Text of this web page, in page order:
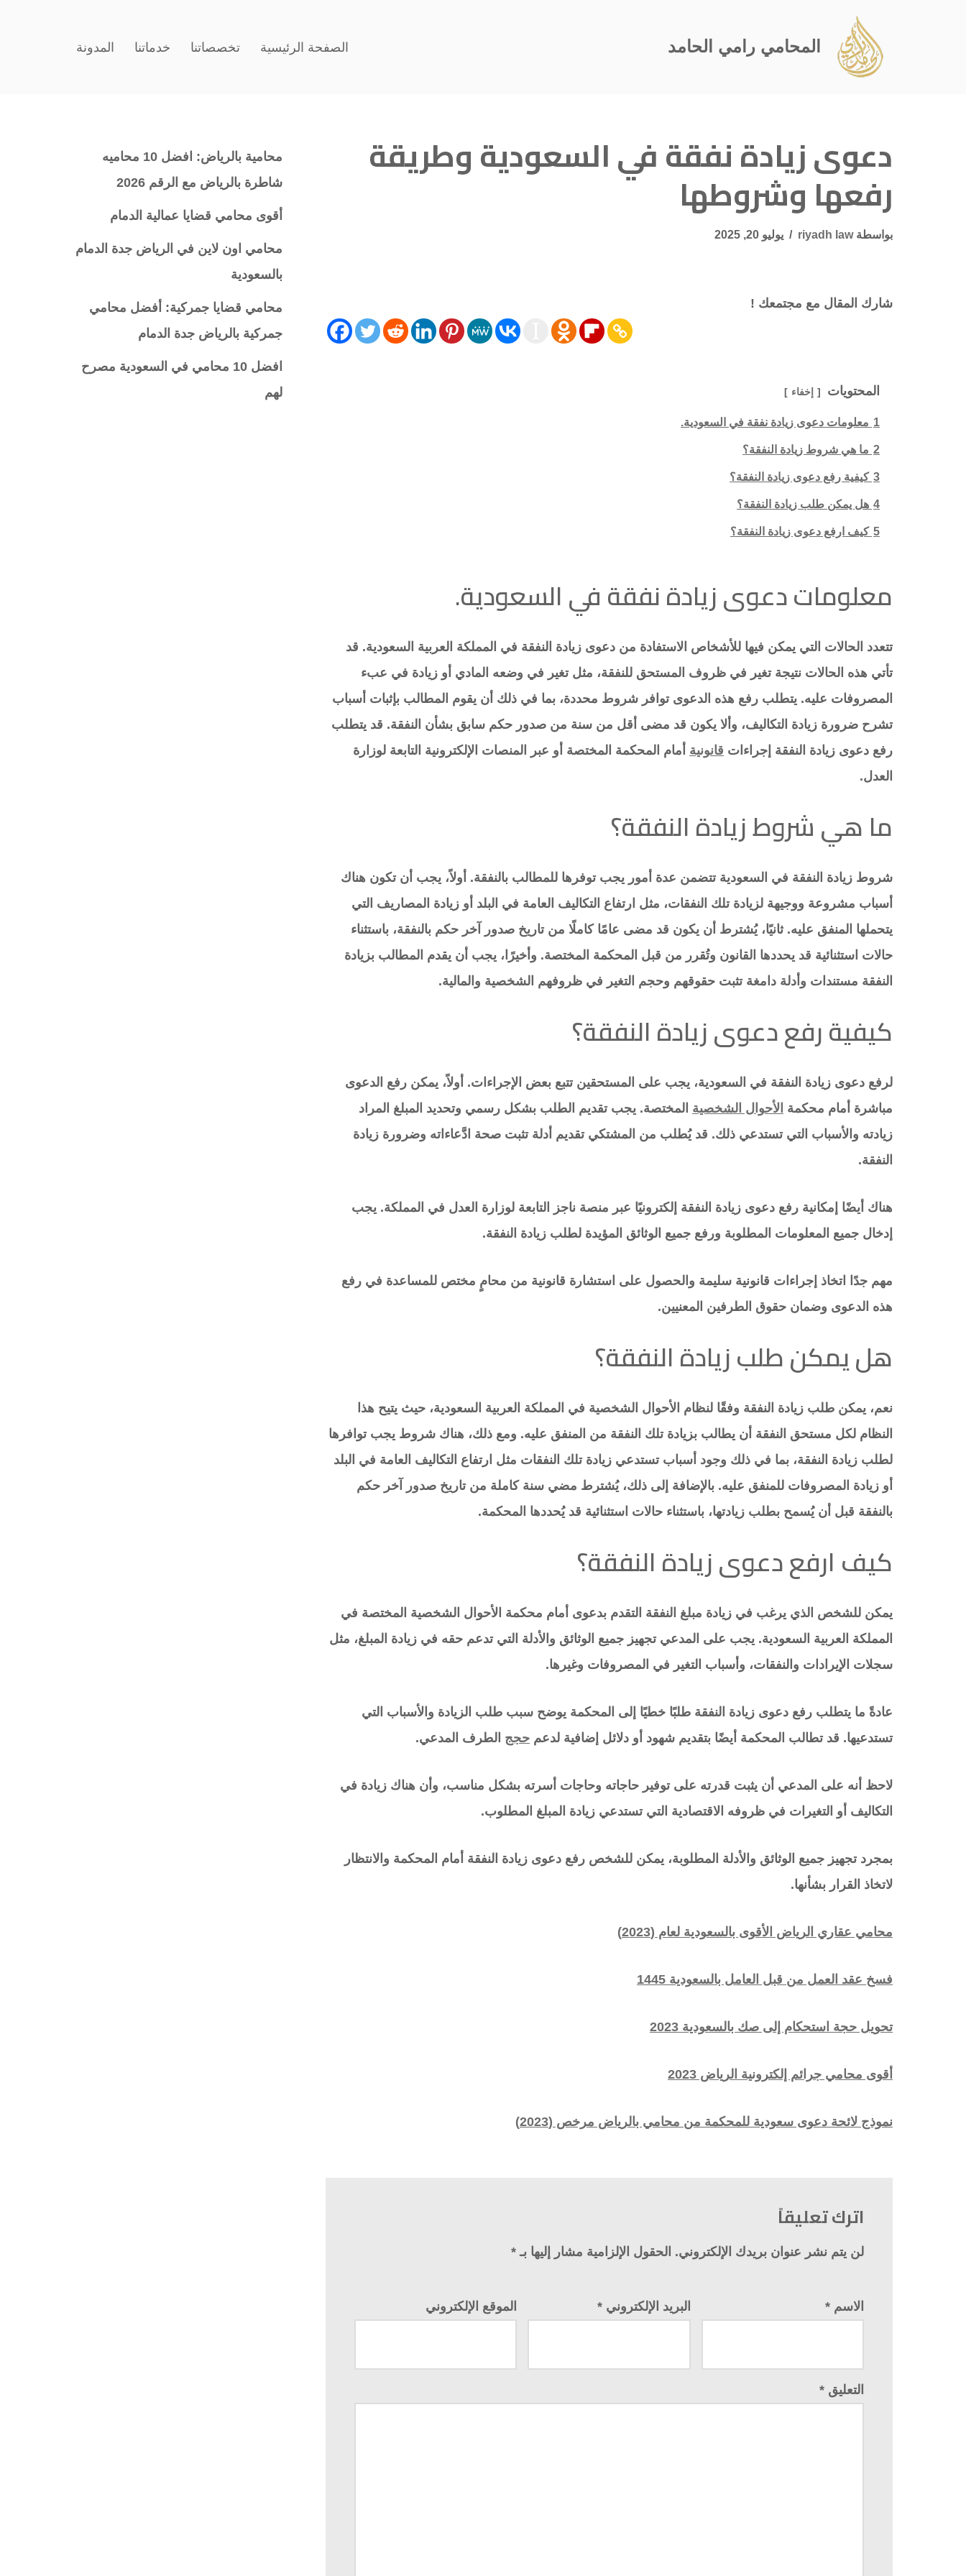
المحامي رامي الحامد الصفحة الرئيسية تخصصاتنا خدماتنا المدونة
دعوى زيادة نفقة في السعودية وطريقة
رفعها وشروطها
بواسطةriyadh law يوليو 20, 2025
شارك المقال مع مجتمعك !
المحتويات إخفاء
1 معلومات دعوى زيادة نفقة في السعودية.
2 ما هي شروط زيادة النفقة؟
3 كيفية رفع دعوى زيادة النفقة؟
4 هل يمكن طلب زيادة النفقة؟
5 كيف ارفع دعوى زيادة النفقة؟
معلومات دعوى زيادة نفقة في السعودية.
تتعدد الحالات التي يمكن فيها للأشخاص الاستفادة من دعوى زيادة النفقة في المملكة العربية السعودية. قد
تأتي هذه الحالات نتيجة تغير في ظروف المستحق للنفقة، مثل تغير في وضعه المادي أو زيادة في عبء
المصروفات عليه. يتطلب رفع هذه الدعوى توافر شروط محددة، بما في ذلك أن يقوم المطالب بإثبات أسباب
تشرح ضرورة زيادة التكاليف، وألا يكون قد مضى أقل من سنة من صدور حكم سابق بشأن النفقة. قد يتطلب
رفع دعوى زيادة النفقة إجراءات قانونية أمام المحكمة المختصة أو عبر المنصات الإلكترونية التابعة لوزارة
العدل.
ما هي شروط زيادة النفقة؟
شروط زيادة النفقة في السعودية تتضمن عدة أمور يجب توفرها للمطالب بالنفقة. أولاً، يجب أن تكون هناك
أسباب مشروعة ووجيهة لزيادة تلك النفقات، مثل ارتفاع التكاليف العامة في البلد أو زيادة المصاريف التي
يتحملها المنفق عليه. ثانيًا، يُشترط أن يكون قد مضى عامًا كاملًا من تاريخ صدور آخر حكم بالنفقة، باستثناء
حالات استثنائية قد يحددها القانون وتُقرر من قبل المحكمة المختصة. وأخيرًا، يجب أن يقدم المطالب بزيادة
النفقة مستندات وأدلة دامغة تثبت حقوقهم وحجم التغير في ظروفهم الشخصية والمالية.
كيفية رفع دعوى زيادة النفقة؟
لرفع دعوى زيادة النفقة في السعودية، يجب على المستحقين تتبع بعض الإجراءات. أولاً، يمكن رفع الدعوى
مباشرة أمام محكمة الأحوال الشخصية المختصة. يجب تقديم الطلب بشكل رسمي وتحديد المبلغ المراد
زيادته والأسباب التي تستدعي ذلك. قد يُطلب من المشتكي تقديم أدلة تثبت صحة ادَّعاءاته وضرورة زيادة
النفقة.
هناك أيضًا إمكانية رفع دعوى زيادة النفقة إلكترونيًا عبر منصة ناجز التابعة لوزارة العدل في المملكة. يجب
إدخال جميع المعلومات المطلوبة ورفع جميع الوثائق المؤيدة لطلب زيادة النفقة.
مهم جدًا اتخاذ إجراءات قانونية سليمة والحصول على استشارة قانونية من محامٍ مختص للمساعدة في رفع
هذه الدعوى وضمان حقوق الطرفين المعنيين.
هل يمكن طلب زيادة النفقة؟
نعم، يمكن طلب زيادة النفقة وفقًا لنظام الأحوال الشخصية في المملكة العربية السعودية، حيث يتيح هذا
النظام لكل مستحق النفقة أن يطالب بزيادة تلك النفقة من المنفق عليه. ومع ذلك، هناك شروط يجب توافرها
لطلب زيادة النفقة، بما في ذلك وجود أسباب تستدعي زيادة تلك النفقات مثل ارتفاع التكاليف العامة في البلد
أو زيادة المصروفات للمنفق عليه. بالإضافة إلى ذلك، يُشترط مضي سنة كاملة من تاريخ صدور آخر حكم
بالنفقة قبل أن يُسمح بطلب زيادتها، باستثناء حالات استثنائية قد يُحددها المحكمة.
كيف ارفع دعوى زيادة النفقة؟
يمكن للشخص الذي يرغب في زيادة مبلغ النفقة التقدم بدعوى أمام محكمة الأحوال الشخصية المختصة في
المملكة العربية السعودية. يجب على المدعي تجهيز جميع الوثائق والأدلة التي تدعم حقه في زيادة المبلغ، مثل
سجلات الإيرادات والنفقات، وأسباب التغير في المصروفات وغيرها.
عادةً ما يتطلب رفع دعوى زيادة النفقة طلبًا خطيًا إلى المحكمة يوضح سبب طلب الزيادة والأسباب التي
تستدعيها. قد تطالب المحكمة أيضًا بتقديم شهود أو دلائل إضافية لدعم حجج الطرف المدعي.
لاحظ أنه على المدعي أن يثبت قدرته على توفير حاجاته وحاجات أسرته بشكل مناسب، وأن هناك زيادة في
التكاليف أو التغيرات في ظروفه الاقتصادية التي تستدعي زيادة المبلغ المطلوب.
بمجرد تجهيز جميع الوثائق والأدلة المطلوبة، يمكن للشخص رفع دعوى زيادة النفقة أمام المحكمة والانتظار
لاتخاذ القرار بشأنها.
محامي عقاري الرياض الأقوى بالسعودية لعام (2023)
فسخ عقد العمل من قبل العامل بالسعودية 1445
تحويل حجة استحكام إلى صك بالسعودية 2023
أقوى محامي جرائم إلكترونية الرياض 2023
نموذج لائحة دعوى سعودية للمحكمة من محامي بالرياض مرخص (2023)
اترك تعليقاً
لن يتم نشر عنوان بريدك الإلكتروني. الحقول الإلزامية مشار إليها بـ *
الاسم * البريد الإلكتروني* الموقع الإلكتروني
التعليق *
محامية بالرياض: افضل 10 محاميه
شاطرة بالرياض مع الرقم 2026
أقوى محامي قضايا عمالية الدمام
محامي اون لاين في الرياض جدة الدمام
بالسعودية
محامي قضايا جمركية: أفضل محامي
جمركية بالرياض جدة الدمام
افضل 10 محامي في السعودية مصرح
لهم